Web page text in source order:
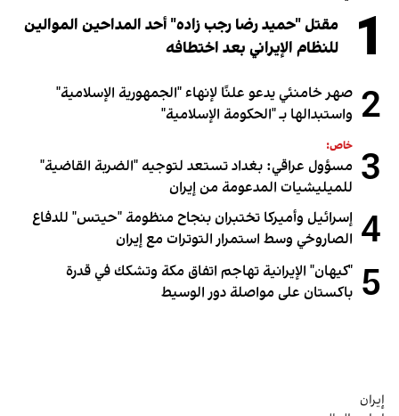
1
مقتل "حميد رضا رجب زاده" أحد المداحين الموالين
للنظام الإيراني بعد اختطافه
2 صهر خامنئي يدعو علنًا لإنهاء "الجمهورية الإسلامية"
واستبدالها بـ "الحكومة الإسلامية"
3 خاص:
مسؤول عراقي: بغداد تستعد لتوجيه "الضربة القاضية"
للميليشيات المدعومة من إيران
4 إسرائيل وأميركا تختبران بنجاح منظومة "حيتس" للدفاع
الصاروخي وسط استمرار التوترات مع إيران
5 "كيهان" الإيرانية تهاجم اتفاق مكة وتشكك في قدرة
باكستان على مواصلة دور الوسيط
إيران